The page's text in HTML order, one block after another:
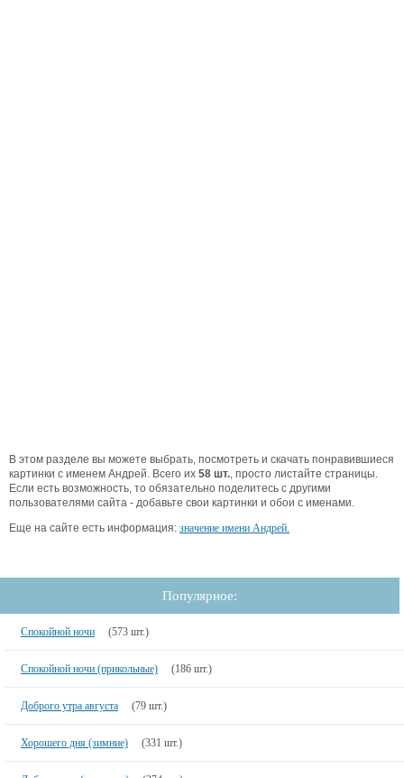
В этом разделе вы можете выбрать, посмотреть и скачать понравившиеся
картинки с именем Андрей. Всего их 58 шт. , просто листайте страницы.
Если есть возможность, то обязательно поделитесь с другими
пользователями сайта - добавьте свои картинки и обои с именами.
Еще на сайте есть информация: значение имени Андрей.
Популярное:
Спокойной ночи (573 шт.)
Спокойной ночи (прикольные) (186 шт.)
Доброго утра августа (79 шт.)
Хорошего дня (зимние) (331 шт.)